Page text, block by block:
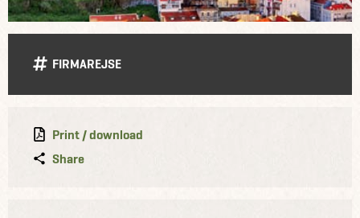
FIRMAREJSE
Print / download
Share